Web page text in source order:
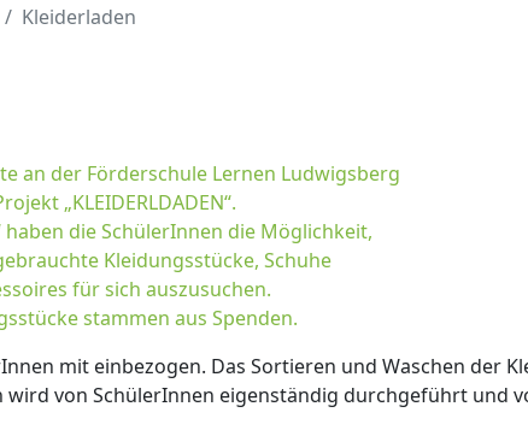
Kleiderladen
an der Förderschule Lernen Ludwigsberg
„KLEIDERLDADEN“.
haben die SchülerInnen die Möglichkeit,
Kleidungsstücke, Schuhe
für sich auszusuchen.
stammen aus Spenden.
mit einbezogen. Das Sortieren und Waschen der
von SchülerInnen eigenständig durchgeführt und